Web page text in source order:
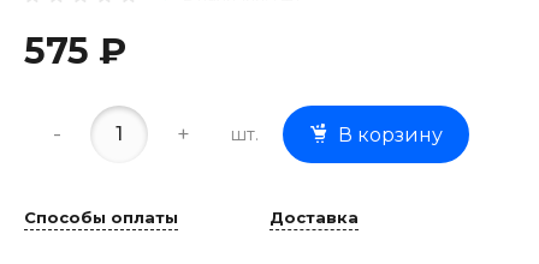
575 ₽
- + шт. В корзину
Способы оплаты Доставка